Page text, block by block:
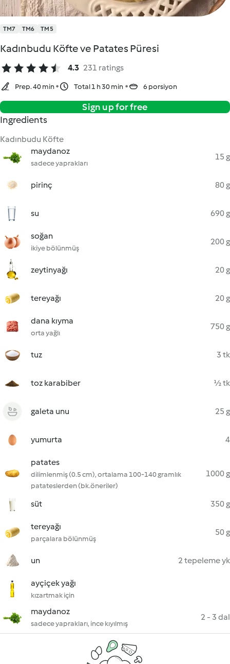
TM7 TM6 TM5
Kadınbudu Köfte ve Patates Püresi
4.3 231 ratings
Prep. 40 min Total 1 h 30 min 6 porsiyon
Sign up for free
Ingredients
Kadınbudu Köfte
maydanoz
sadece yaprakları
15 g
pirinç 80 g
su 690 g
soğan
ikiye bölünmüş
200 g
zeytinyağı 20 g
tereyağı 20 g
dana kıyma
orta yağlı
750 g
tuz 3 tk
toz karabiber ½ tk
galeta unu 25 g
yumurta 4
patates
dilimlenmiş (0.5 cm), ortalama 100-140 gramlık
patateslerden (bk.öneriler)
1000 g
süt 350 g
tereyağı
parçalara bölünmüş
50 g
un 2 tepeleme yk
ayçiçek yağı
kızartmak için
maydanoz
sadece yaprakları, ince kıyılmış
2 - 3 dal